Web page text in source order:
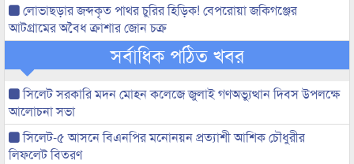
লোভাছড়ার জব্দকৃত পাথর চুরির হিড়িক! বেপরোয়া জকিগঞ্জের
আটগ্রামের অবৈধ ক্রাশার জোন চক্র
সর্বাধিক পঠিত খবর
সিলেট সরকারি মদন মোহন কলেজে জুলাই গণঅভ্যুত্থান দিবস উপলক্ষে
আলোচনা সভা
সিলেট-৫ আসনে বিএনপির মনোনয়ন প্রত্যাশী আশিক চৌধুরীর
লিফলেট বিতরণ